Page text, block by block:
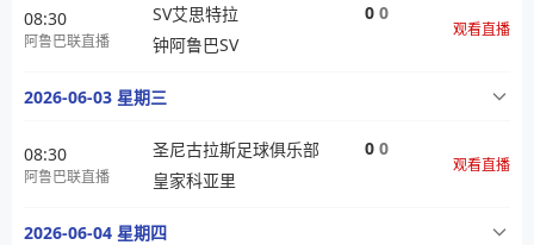
08:30
阿鲁巴联直播
SV艾思特拉
钟阿鲁巴SV
0 0
观看直播
2026-06-03 星期三
08:30
阿鲁巴联直播
圣尼古拉斯足球俱乐部
皇家科亚里
0 0
观看直播
2026-06-04 星期四